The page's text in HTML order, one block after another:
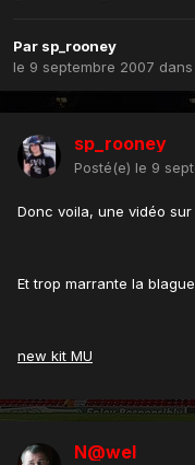
Par sp_rooney
le 9 septembre 2007 dans
sp_rooney
Posté(e) le 9
Donc voila, une vidéo
Et trop marrante la
new kit MU
N@wel